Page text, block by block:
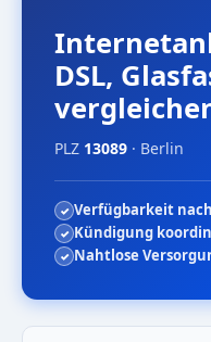
DSL,
PLZ 13089 · Berlin
Verfügbarkeit
Kündigung
Nahtlose